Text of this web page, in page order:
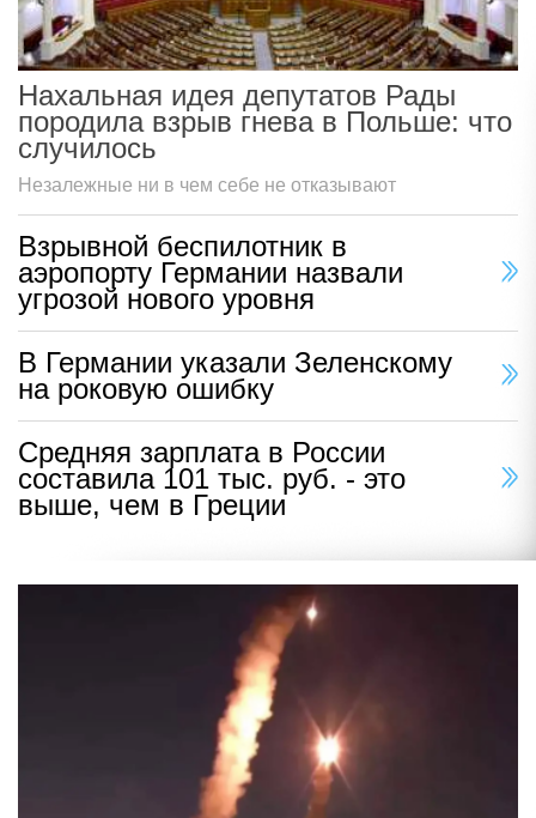
Нахальная идея депутатов Рады
породила взрыв гнева в Польше: что
случилось
Незалежные ни в чем себе не отказывают
Взрывной беспилотник в
аэропорту Германии назвали
угрозой нового уровня
В Германии указали Зеленскому
на роковую ошибку
Средняя зарплата в России
составила 101 тыс. руб. - это
выше, чем в Греции